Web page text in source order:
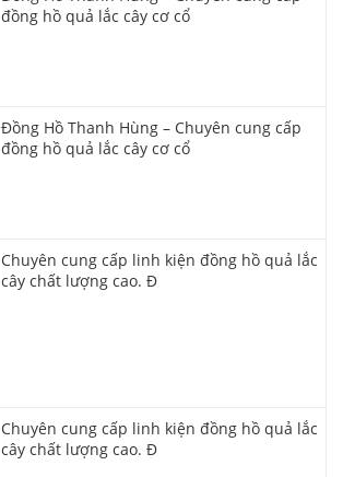
đồng hồ quả lắc cây cơ cổ
Đồng Hồ Thanh Hùng – Chuyên cung cấp
đồng hồ quả lắc cây cơ cổ
Chuyên cung cấp linh kiện đồng hồ quả lắc
cây chất lượng cao. Đ
Chuyên cung cấp linh kiện đồng hồ quả lắc
cây chất lượng cao. Đ